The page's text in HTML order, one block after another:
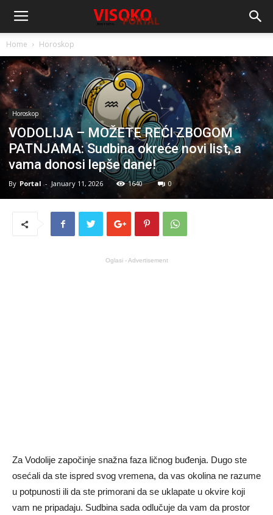
Home Horoskop
Horoskop
VODOLIJA – MOŽETE REĆI ZBOGOM
PATNJAMA: Sudbina okreće novi list, a
vama donosi lepše dane!
By Portal - January 11, 2026 1640 0
Oglasi - Advertisement
Za Vodolije započinje snažna faza ličnog buđenja. Dugo ste
osećali da ste ispred svog vremena, da vas okolina ne razume
u potpunosti ili da ste primorani da se uklapate u okvire koji
vam ne pripadaju. Sudbina sada odlučuje da vam da prostor